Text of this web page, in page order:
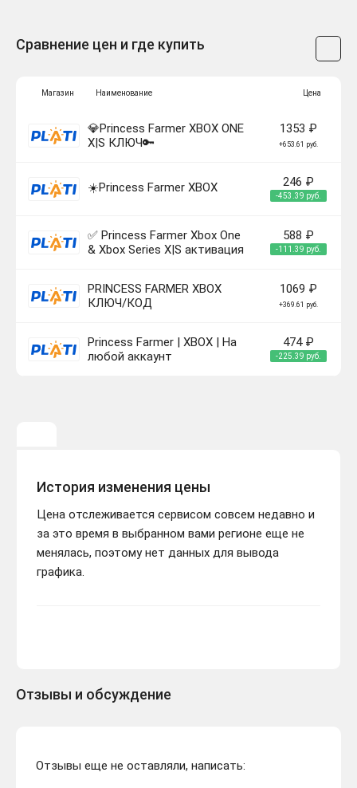
Сравнение цен и где купить
Магазин Наименование Цена
💎Princess Farmer XBOX ONE
X|S КЛЮЧ🔑
1353 ₽
+653.61 руб.
☀️Princess Farmer XBOX 246 ₽
-453.39 руб.
✅ Princess Farmer Xbox One
& Xbox Series X|S активация
588 ₽
-111.39 руб.
PRINCESS FARMER XBOX
КЛЮЧ/КОД
1069 ₽
+369.61 руб.
Princess Farmer | XBOX | На
любой аккаунт
474 ₽
-225.39 руб.
История изменения цены
Цена отслеживается сервисом совсем недавно и
за это время в выбранном вами регионе еще не
менялась, поэтому нет данных для вывода
графика.
Отзывы и обсуждение
Отзывы еще не оставляли, написать: